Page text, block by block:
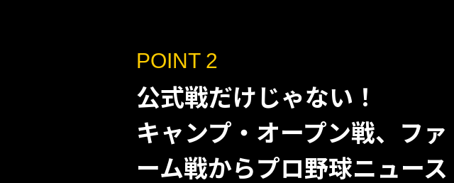
POINT 2
公式戦だけじゃない！
キャンプ・オープン戦、ファ
ーム戦からプロ野球ニュース